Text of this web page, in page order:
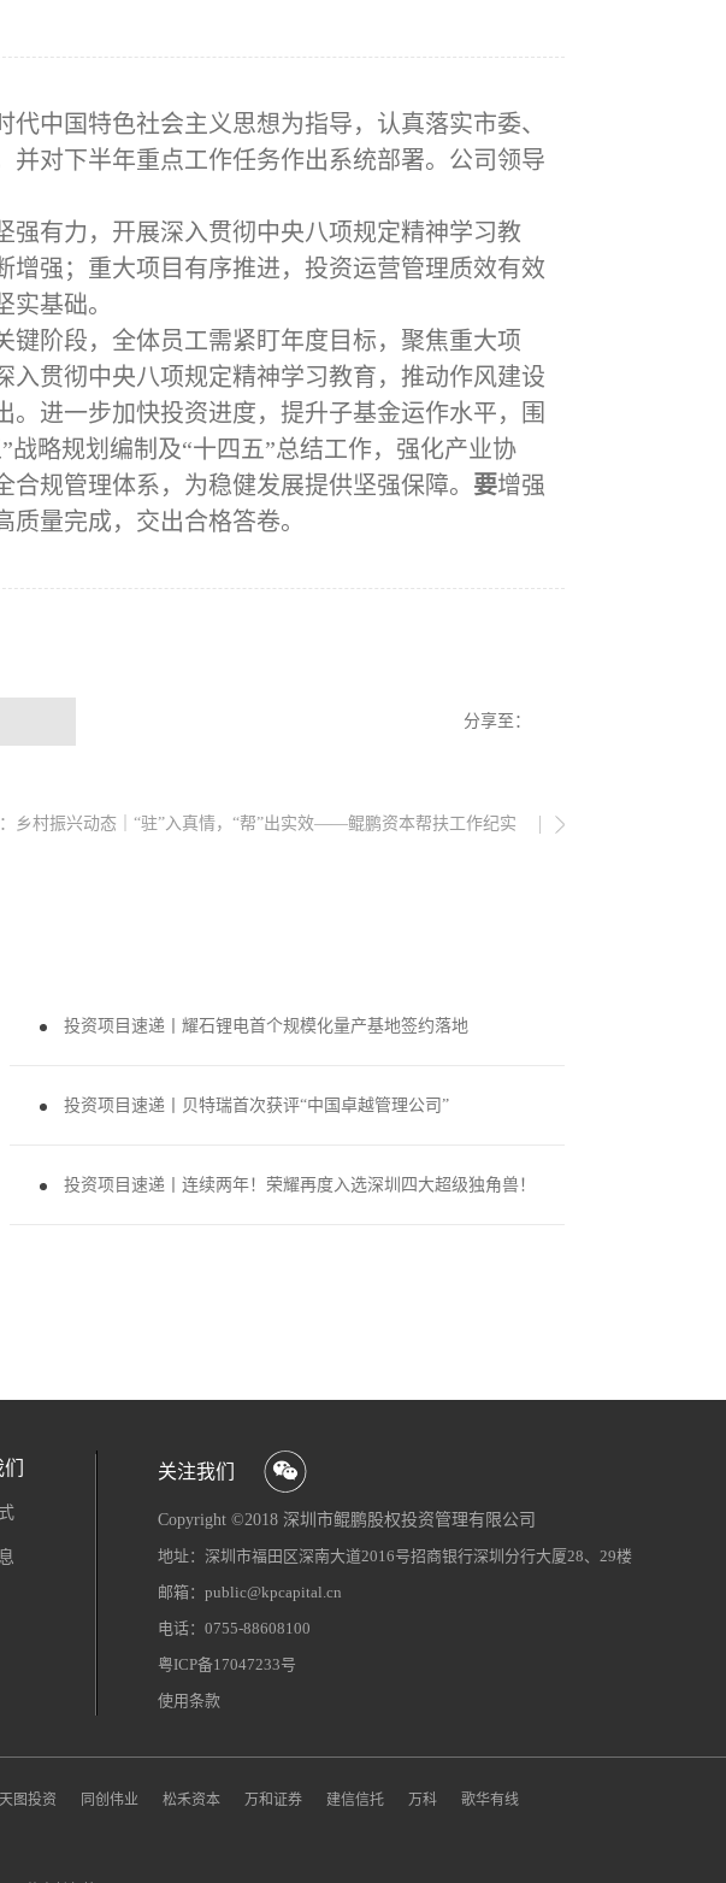
中国特色社会主义思想为指导，认真落实市委、
对下半年重点工作任务作出系统部署。公司领导
有力，开展深入贯彻中央八项规定精神学习教
强；重大项目有序推进，投资运营管理质效有效
基础。
阶段，全体员工需紧盯年度目标，聚焦重大项
贯彻中央八项规定精神学习教育，推动作风建设
进一步加快投资进度，提升子基金运作水平，围
战略规划编制及“十四五”总结工作，强化产业协
合规管理体系，为稳健发展提供坚强保障。 要增强
量完成，交出合格答卷。
分享至：
乡村振兴动态｜“驻”入真情，“帮”出实效——鲲鹏资本帮扶工作纪实
投资项目速递丨耀石锂电首个规模化量产基地签约落地
投资项目速递丨贝特瑞首次获评“中国卓越管理公司”
投资项目速递丨连续两年！荣耀再度入选深圳四大超级独角兽！
关注我们
Copyright ©2018 深圳市鲲鹏股权投资管理有限公司
粤ICP备09063742号-1网站地图犀牛云提供企业云服务
地址：深圳市福田区深南大道2016号招商银行深圳分行大厦28、29楼
邮箱：public@kpcapital.cn
电话：0755-88608100
粤ICP备17047233号
使用条款
天图投资 同创伟业 松禾资本 万和证券 建信信托 万科 歌华有线